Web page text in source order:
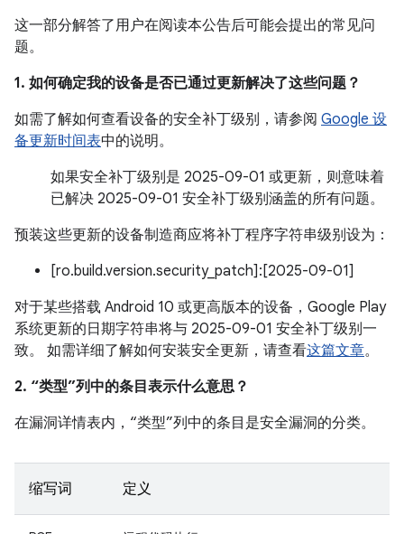
这一部分解答了用户在阅读本公告后可能会提出的常见问
题。
1. 如何确定我的设备是否已通过更新解决了这些问题？
如需了解如何查看设备的安全补丁级别，请参阅 Google 设
备更新时间表中的说明。
如果安全补丁级别是 2025-09-01 或更新，则意味着
已解决 2025-09-01 安全补丁级别涵盖的所有问题。
预装这些更新的设备制造商应将补丁程序字符串级别设为：
[ro.build.version.security_patch]:[2025-09-01]
对于某些搭载 Android 10 或更高版本的设备，Google Play
系统更新的日期字符串将与 2025-09-01 安全补丁级别一
致。 如需详细了解如何安装安全更新，请查看这篇文章。
2. “类型”列中的条目表示什么意思？
在漏洞详情表内，“类型”列中的条目是安全漏洞的分类。
缩写词 定义